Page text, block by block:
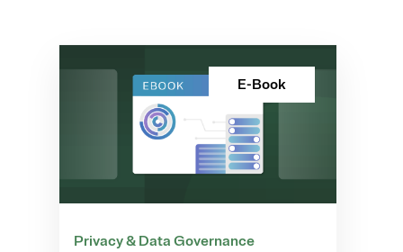
E-Book
Privacy & Data Governance